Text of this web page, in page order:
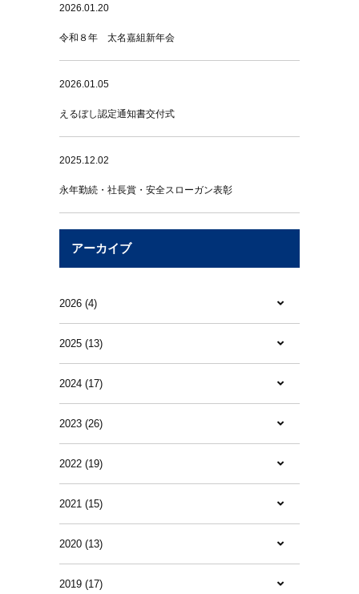
2026.01.20
令和８年 太名嘉組新年会
2026.01.05
えるぼし認定通知書交付式
2025.12.02
永年勤続・社長賞・安全スローガン表彰
アーカイブ
2026 (4)
2025 (13)
2024 (17)
2023 (26)
2022 (19)
2021 (15)
2020 (13)
2019 (17)